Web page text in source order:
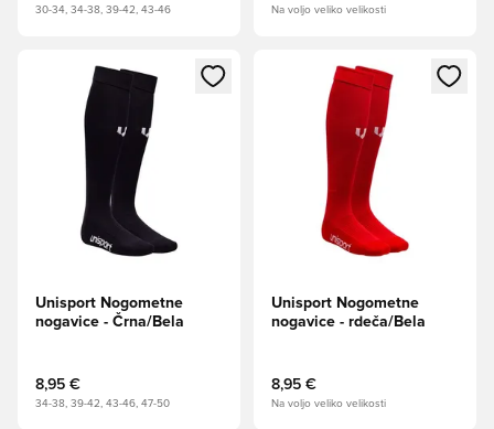
30-34, 34-38, 39-42, 43-46 Na voljo veliko velikosti
Odpre Modal za prijavo ali vpis kot član
Unisport Nogometne
nogavice - Črna/Bela
8,95 €
34-38, 39-42, 43-46, 47-50
Odpre Modal za prijavo ali
Unisport Nogometne
nogavice - rdeča/Bela
8,95 €
Na voljo veliko velikosti